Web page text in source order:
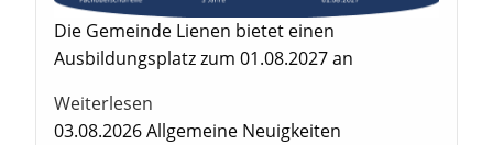
Die Gemeinde Lienen bietet einen
Ausbildungsplatz zum 01.08.2027 an
Weiterlesen
03.08.2026Allgemeine Neuigkeiten